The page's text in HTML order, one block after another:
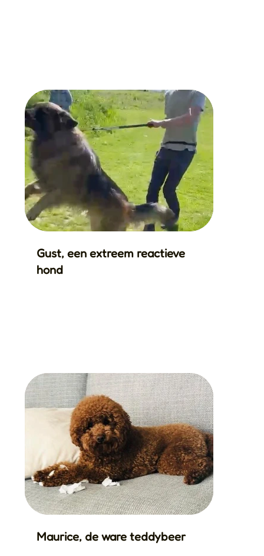
Gust, een extreem reactieve
hond
Maurice, de ware teddybeer